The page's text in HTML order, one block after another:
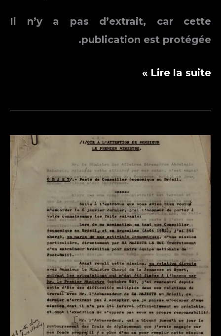
Il n’y a pas d’extrait, car cette
publication est protégée.
Protégé :
مستشار
في
البرازيل
صعوبات
إدارية
1
Lire la suite »